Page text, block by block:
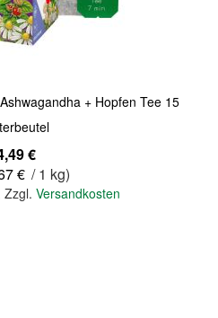
+ Hopfen Tee 15
€
€ / 1 kg)
Zzgl. Versandkosten